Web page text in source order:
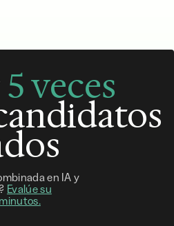
5 veces
en IA y
Evalúe su